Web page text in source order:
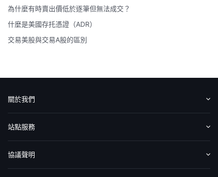
為什麼有時賣出價低於逐筆但無法成交？
什麼是美國存托憑證（ADR）
交易美股與交易A股的區別
關於我們
認識華盛
媒體報導
意見反饋
站點服務
收費標準
交易工具
幫助中心
協議聲明